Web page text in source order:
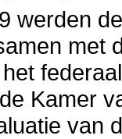
werden
met
Kamer
van